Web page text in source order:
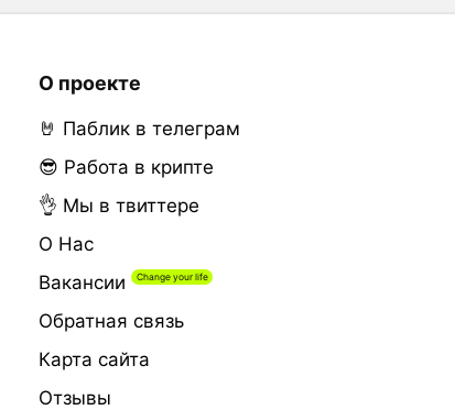
О проекте
🤘 Паблик в телеграм
😎 Работа в крипте
👌 Мы в твиттере
О Нас
Вакансии
Обратная связь
Карта сайта
Отзывы